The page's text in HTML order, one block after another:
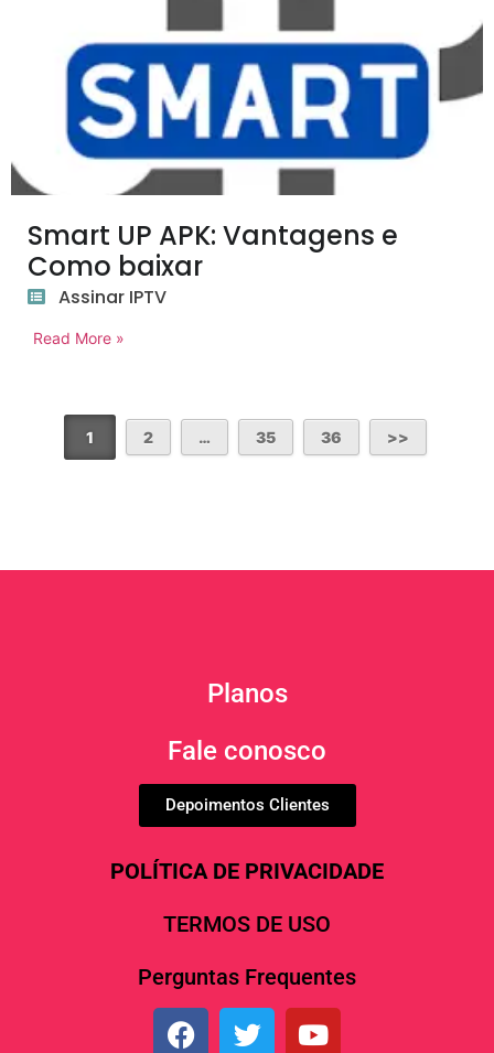
Smart UP APK: Vantagens e
Como baixar
Assinar IPTV
Read More »
1 2 … 35 36
Planos
Fale conosco
Depoimentos Clientes
POLÍTICA DE PRIVACIDADE
TERMOS DE USO
Perguntas Frequentes